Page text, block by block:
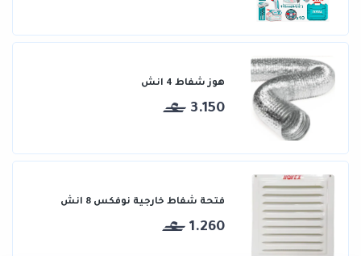
هوز شفاط 4 انش
3.150
فتحة شفاط خارجية نوفكس 8 انش
1.260